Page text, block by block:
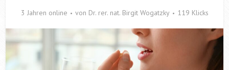
3 Jahren online von Dr. rer. nat. Birgit Wogatzky 119 Klicks